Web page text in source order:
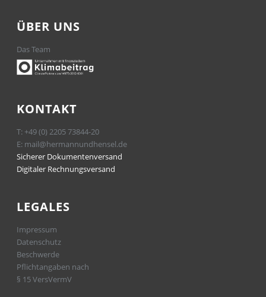
ÜBER UNS
Das Team
KONTAKT
T: +49 (0) 2205 73844-20
E: mail@hermannundhensel.de
Sicherer Dokumentenversand
Digitaler Rechnungsversand
LEGALES
Impressum
Datenschutz
Beschwerde
Pflichtangaben nach
§ 15 VersVermV